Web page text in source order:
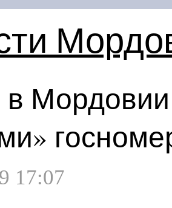
17:07